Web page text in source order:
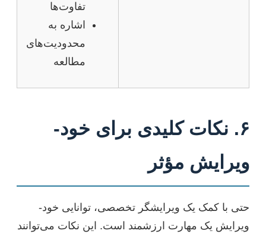
تفاوت‌ها
اشاره به
محدودیت‌های
مطالعه
۶. نکات کلیدی برای خود-
ویرایش مؤثر
حتی با کمک یک ویرایشگر تخصصی، توانایی خود-
ویرایش یک مهارت ارزشمند است. این نکات می‌توانند